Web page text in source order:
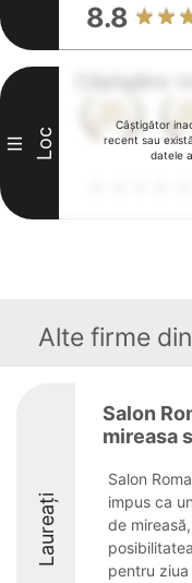
8.8
Câștigător
recent sau
datele
III Loc
Alte firme
Laureați
Salon
mireasa
Salon
impus ca
de
pentru